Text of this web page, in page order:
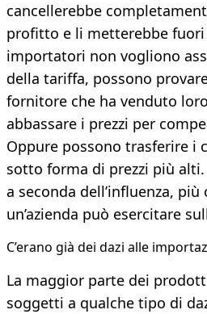
cancellerebbe
profitto e li metterebbe fuori
importatori non vogliono
della tariffa, possono
fornitore che ha venduto
abbassare i prezzi per
Oppure possono trasferire i
sotto forma di prezzi più
a seconda dell’influenza,
un’azienda può esercitare
C’erano già dei dazi alle
La maggior parte dei
soggetti a qualche tipo di